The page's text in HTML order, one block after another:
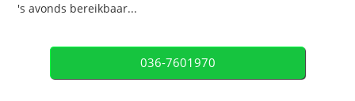
's avonds bereikbaar...
036-7601970